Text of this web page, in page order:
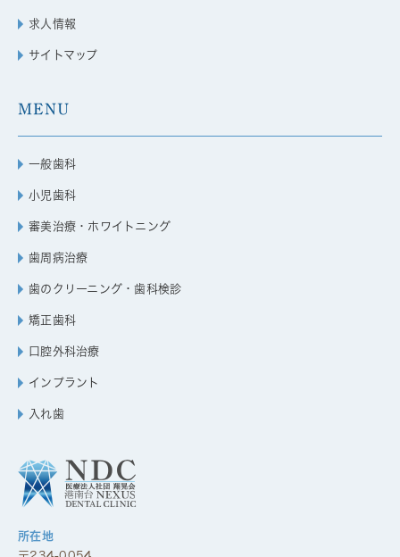
求人情報
サイトマップ
MENU
一般歯科
小児歯科
審美治療・ホワイトニング
歯周病治療
歯のクリーニング・歯科検診
矯正歯科
口腔外科治療
インプラント
入れ歯
所在地